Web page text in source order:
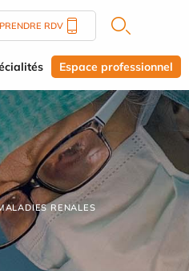
PRENDRE RDV
Espace professionnel
RENALES